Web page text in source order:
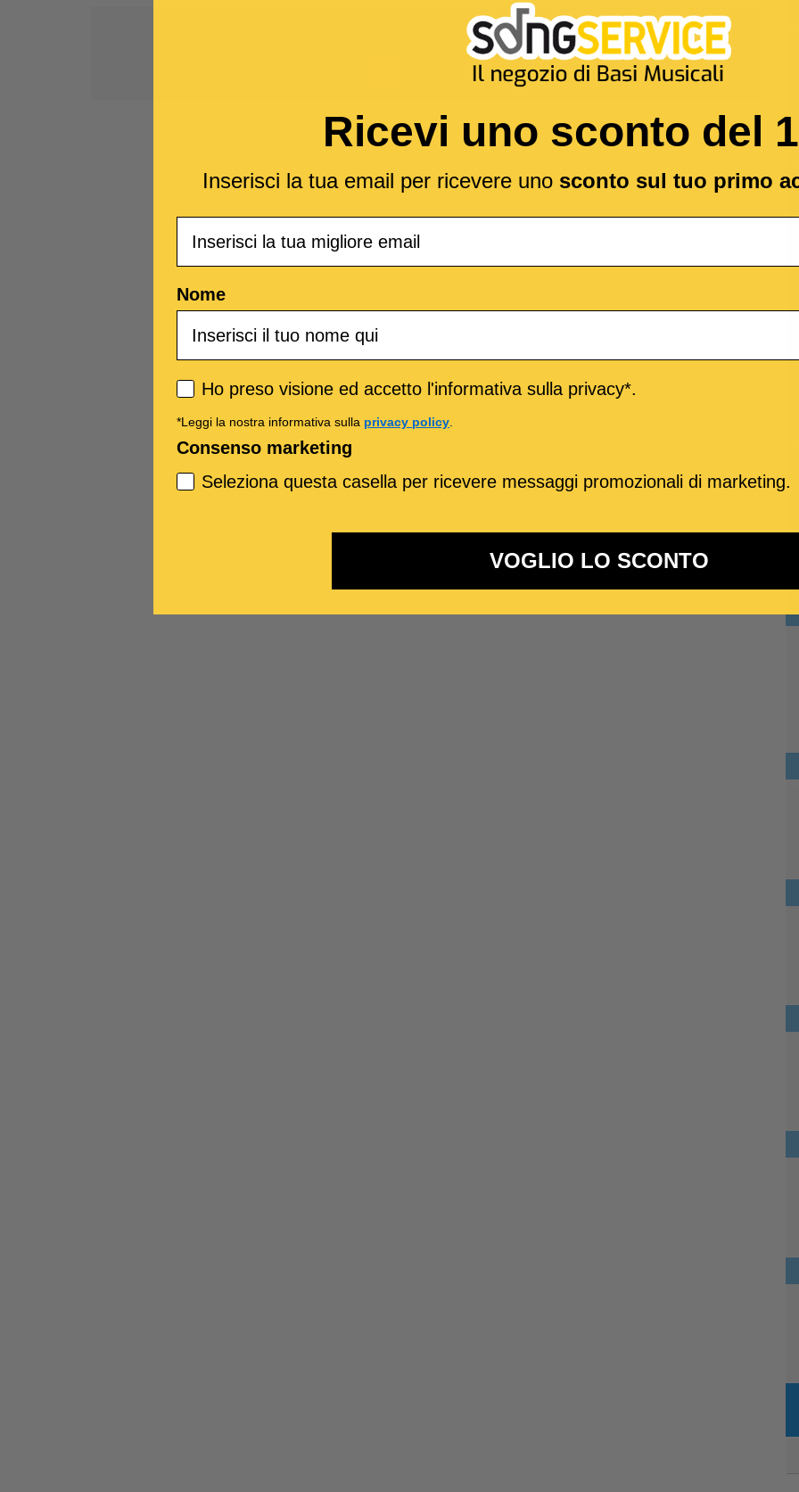
su un totale di20
Ricevi uno sconto del
Inserisci la tua email per ricevere uno sconto sul tuo primo
Nome
Privacy policy
Ho preso visione ed accetto l'informativa sulla privacy*.
*Leggi la nostra informativa sulla privacy policy.
Consenso marketing
Seleziona questa casella per ricevere messaggi promozionali di marketing.
VOGLIO LO SCONTO